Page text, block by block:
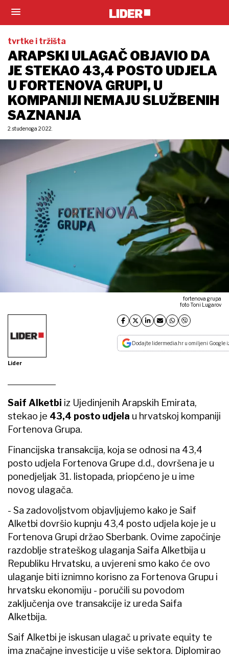
tvrtke i tržišta
ARAPSKI ULAGAČ OBJAVIO DA
JE STEKAO 43,4 POSTO UDJELA
U FORTENOVA GRUPI, U
KOMPANIJI NEMAJU SLUŽBENIH
SAZNANJA
2. studenoga 2022.
fortenova grupa
foto Toni Lugarov
Lider
Dodajte lidermedia.hr u omiljeni Google
Saif Alketbi iz Ujedinjenih Arapskih Emirata,
stekao je 43,4 posto udjela u hrvatskoj kompaniji
Fortenova Grupa.
Financijska transakcija, koja se odnosi na 43,4
posto udjela Fortenova Grupe d.d., dovršena je u
ponedjeljak 31. listopada, priopćeno je u ime
novog ulagača.
- Sa zadovoljstvom objavljujemo kako je Saif
Alketbi dovršio kupnju 43,4 posto udjela koje je u
Fortenova Grupi držao Sberbank. Ovime započinje
razdoblje strateškog ulaganja Saifa Alketbija u
Republiku Hrvatsku, a uvjereni smo kako će ovo
ulaganje biti iznimno korisno za Fortenova Grupu i
hrvatsku ekonomiju - poručili su povodom
zaključenja ove transakcije iz ureda Saifa
Alketbija.
Saif Alketbi je iskusan ulagač u private equity te
ima značajne investicije u više sektora. Diplomirao